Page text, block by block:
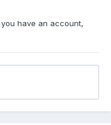
have an account,